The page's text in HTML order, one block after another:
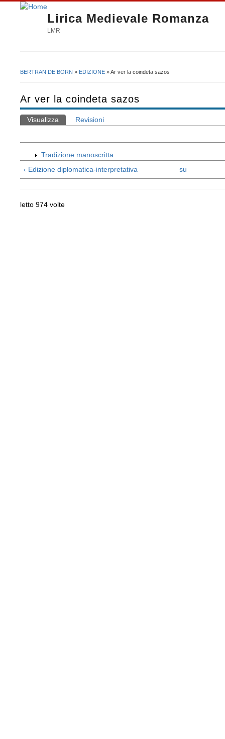
Lirica Medievale Romanza
LMR
BERTRAN DE BORN » EDIZIONE » Ar ver la coindeta sazos
Ar ver la coindeta sazos
Schede primarie
Visualizza (scheda attiva)
Revisioni
Tradizione manoscritta
‹ Edizione diplomatica-interpretativa
su
letto 974 volte